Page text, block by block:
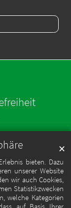
bieten. Dazu
unserer Website
wir auch Cookies,
Statistikzwecken
welche Kategorien
✕